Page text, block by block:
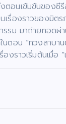
อนเข้มข้นของซีรี
เรื่องราวของมิต
รรม มาถ่ายทอดผ่
นตอน “ทวงสาบา
งราวเริ่มต้นเมื่อ